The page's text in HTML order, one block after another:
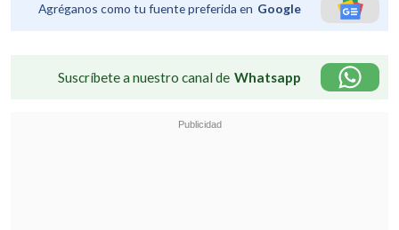
Agréganos como tu fuente preferida en Google
Suscríbete a nuestro canal de Whatsapp